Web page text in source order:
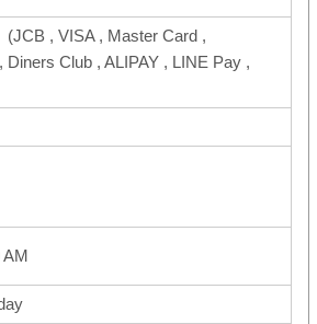
, VISA , Master Card ,
Club , ALIPAY , LINE Pay ,
AM